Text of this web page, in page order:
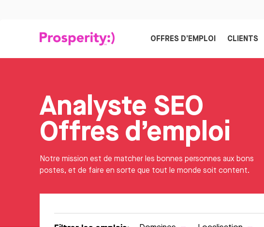
OFFRES D’EMPLOI CLIENTS
Analyste SEO
Offres d’emploi
Notre mission est de matcher les bonnes personnes aux bons
postes, et de faire en sorte que tout le monde soit content.